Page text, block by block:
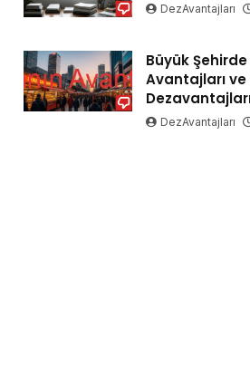
DezAvantajları
Büyük
Avantajları ve
DezAvantajları